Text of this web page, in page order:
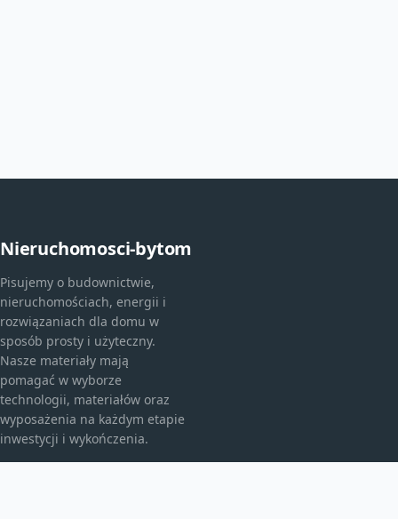
Nieruchomosci-bytom
Pisujemy o budownictwie,
nieruchomościach, energii i
rozwiązaniach dla domu w
sposób prosty i użyteczny.
Nasze materiały mają
pomagać w wyborze
technologii, materiałów oraz
wyposażenia na każdym etapie
inwestycji i wykończenia.